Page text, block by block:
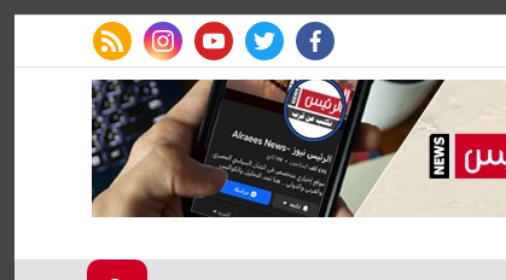
facebook
twitter
youtube
instagram
rss feed